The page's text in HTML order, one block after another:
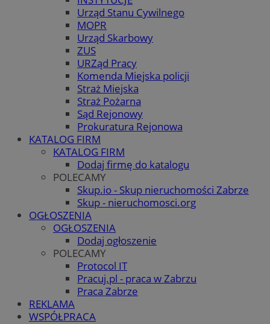
Urząd Stanu Cywilnego
MOPR
Urząd Skarbowy
ZUS
URZąd Pracy
Komenda Miejska policji
Straż Miejska
Straż Pożarna
Sąd Rejonowy
Prokuratura Rejonowa
KATALOG FIRM
KATALOG FIRM
Dodaj firmę do katalogu
POLECAMY
Skup.io - Skup nieruchomości Zabrze
Skup - nieruchomosci.org
OGŁOSZENIA
OGŁOSZENIA
Dodaj ogłoszenie
POLECAMY
Protocol IT
Pracuj.pl - praca w Zabrzu
Praca Zabrze
REKLAMA
WSPÓŁPRACA